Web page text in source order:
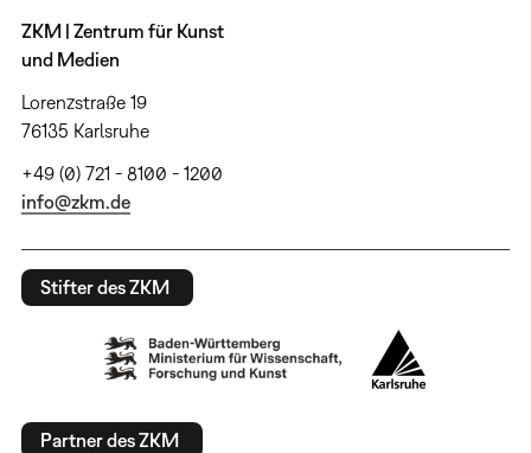
ZKM | Zentrum für Kunst
und Medien
Lorenzstraße 19
76135 Karlsruhe
+49 (0) 721 - 8100 - 1200
info@zkm.de
Stifter des ZKM
Partner des ZKM